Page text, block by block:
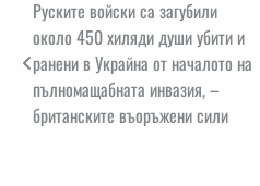
Навигация
Руските войски са загубили
около 450 хиляди души убити и
ранени в Украйна от началото на
пълномащабната инвазия, –
британските въоръжени сили